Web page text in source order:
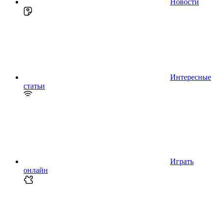
Новости
Интересные
статьи
Играть
онлайн